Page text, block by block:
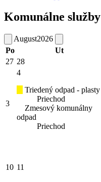
Komunálne služby
August2026
Po
Ut
27 28
3
4
Triedený odpad - plasty
Priechod
Zmesový komunálny
odpad
Priechod
10 11